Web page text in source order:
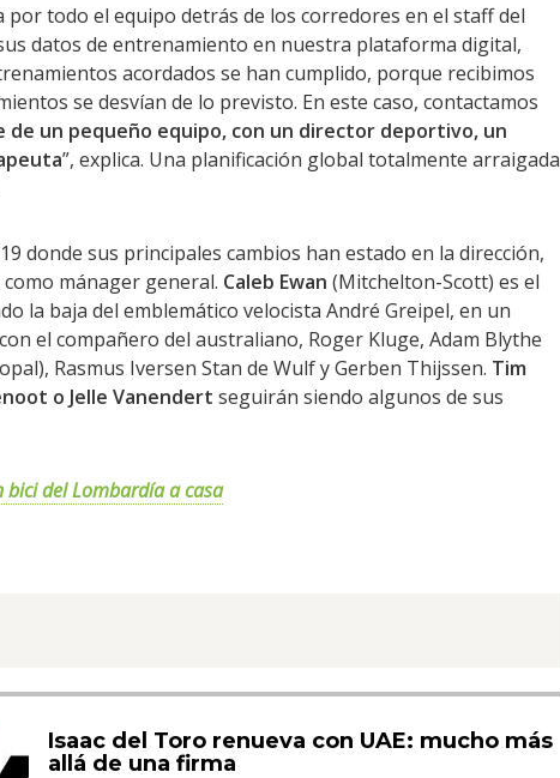
por todo el equipo detrás de los corredores en el staff del
datos de entrenamiento en nuestra plataforma digital,
acordados se han cumplido, porque recibimos
se desvían de lo previsto. En este caso, contactamos
de un pequeño equipo, con un director deportivo, un
”, explica. Una planificación global totalmente arraigada
donde sus principales cambios han estado en la dirección,
mánager general. Caleb Ewan (Mitchelton-Scott) es el
la baja del emblemático velocista André Greipel, en un
el compañero del australiano, Roger Kluge, Adam Blythe
Rasmus Iversen Stan de Wulf y Gerben Thijssen. Tim
o Jelle Vanendert seguirán siendo algunos de sus
bici del Lombardía a casa
Isaac del Toro renueva con UAE: mucho más
allá de una firma